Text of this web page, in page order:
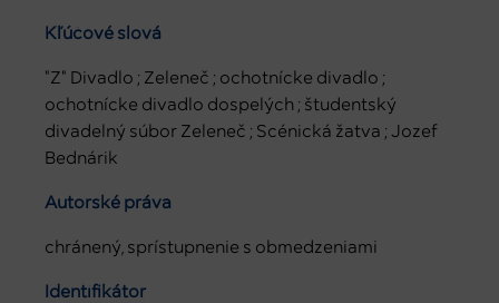
Kľúčové slová
"Z" Divadlo ; Zeleneč ; ochotnícke divadlo ;
ochotnícke divadlo dospelých ; študentský
divadelný súbor Zeleneč ; Scénická žatva ; Jozef
Bednárik
Autorské práva
chránený, sprístupnenie s obmedzeniami
Identifikátor